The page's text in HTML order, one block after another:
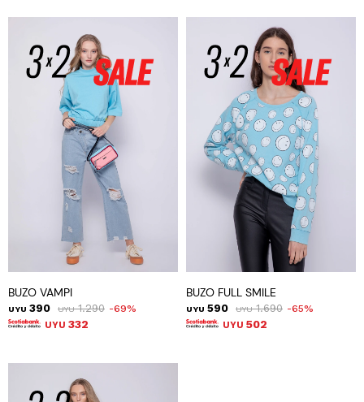
BUZO VAMPI
UYU 390 UYU 1.290 69
UYU 332
BUZO FULL SMILE
UYU 590 UYU 1.690 65
UYU 502